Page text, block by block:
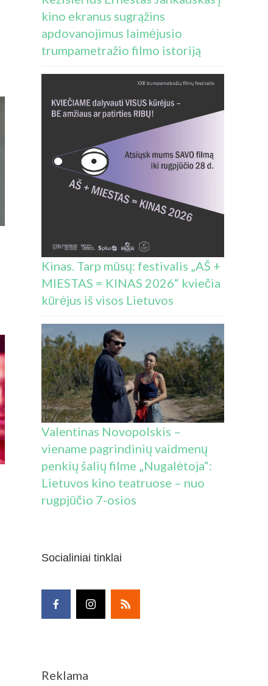
kino ekranus sugrąžins
apdovanojimus laimėjusio
trumpametražio filmo istoriją
Kinas. Tarp mūsų: festivalis „AŠ +
MIESTAS = KINAS 2026“ kviečia
kūrėjus iš visos Lietuvos
Valentinas Novopolskis –
viename pagrindinių vaidmenų
penkių šalių filme „Nugalėtoja“:
Lietuvos kino teatruose – nuo
rugpjūčio 7-osios
Socialiniai tinklai
Reklama